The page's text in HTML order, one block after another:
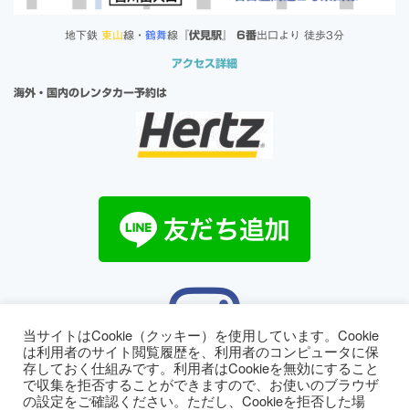
地下鉄 東山線・ 鶴舞線『伏見駅 6番出口より 徒歩3分
アクセス詳細
海外・国内のレンタカー予約は
HOME｜ お知らせ ｜コラム 個人情報保護方針
当サイトはCookie（クッキー）を使用しています。Cookie
は利用者のサイト閲覧履歴を、利用者のコンピュータに保
存しておく仕組みです。利用者はCookieを無効にすること
で収集を拒否することができますので、お使いのブラウザ
の設定をご確認ください。ただし、Cookieを拒否した場